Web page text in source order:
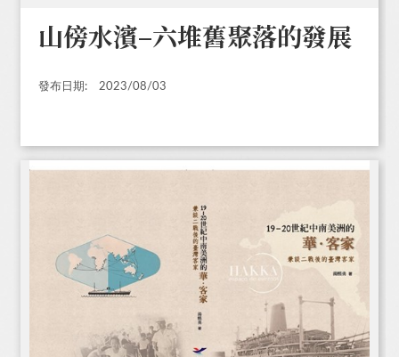
山傍水濱–六堆舊聚落的發展
發布日期: 2023/08/03